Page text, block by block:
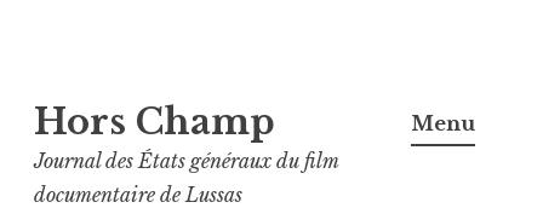
au
contenu
principal
Hors Champ
Journal des États généraux du film
documentaire de Lussas
Menu